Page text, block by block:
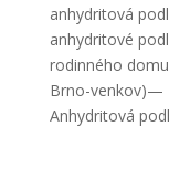
anhydritová
anhydritové
rodinného
Brno-venkov)—
Anhydritová